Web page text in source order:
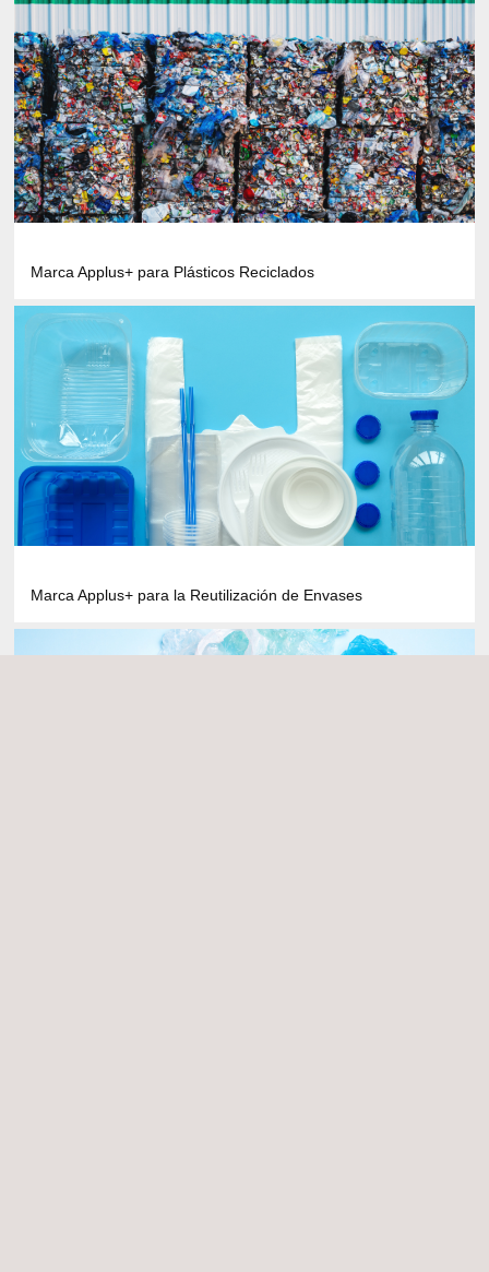
Marca Applus+ para Plásticos Reciclados
Marca Applus+ para la Reutilización de Envases